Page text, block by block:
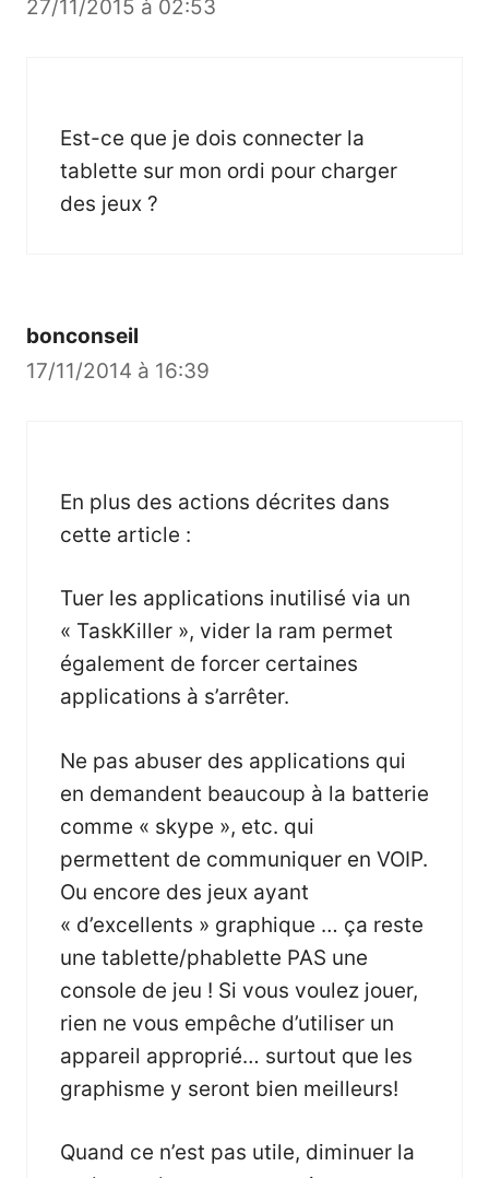
27/11/2015 à 02:53
Est-ce que je dois connecter la
tablette sur mon ordi pour charger
des jeux ?
bonconseil
17/11/2014 à 16:39
En plus des actions décrites dans
cette article :
Tuer les applications inutilisé via un
« TaskKiller », vider la ram permet
également de forcer certaines
applications à s’arrêter.
Ne pas abuser des applications qui
en demandent beaucoup à la batterie
comme « skype », etc. qui
permettent de communiquer en VOIP.
Ou encore des jeux ayant
« d’excellents » graphique … ça reste
une tablette/phablette PAS une
console de jeu ! Si vous voulez jouer,
rien ne vous empêche d’utiliser un
appareil approprié… surtout que les
graphisme y seront bien meilleurs!
Quand ce n’est pas utile, diminuer la